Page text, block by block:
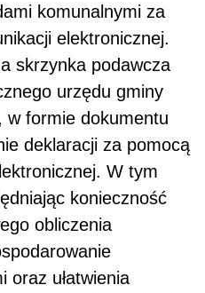
komunalnymi za
elektronicznej.
skrzynka podawcza
urzędu gminy
w formie dokumentu
deklaracji za pomocą
W tym
konieczność
obliczenia
oraz ułatwienia